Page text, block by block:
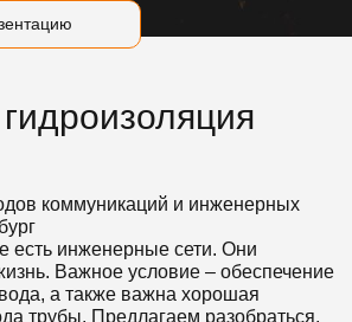
коммуникаций и инженерных
есть инженерные сети. Они
Важное условие – обеспечение
а также важна хорошая
трубы. Предлагаем разобраться,